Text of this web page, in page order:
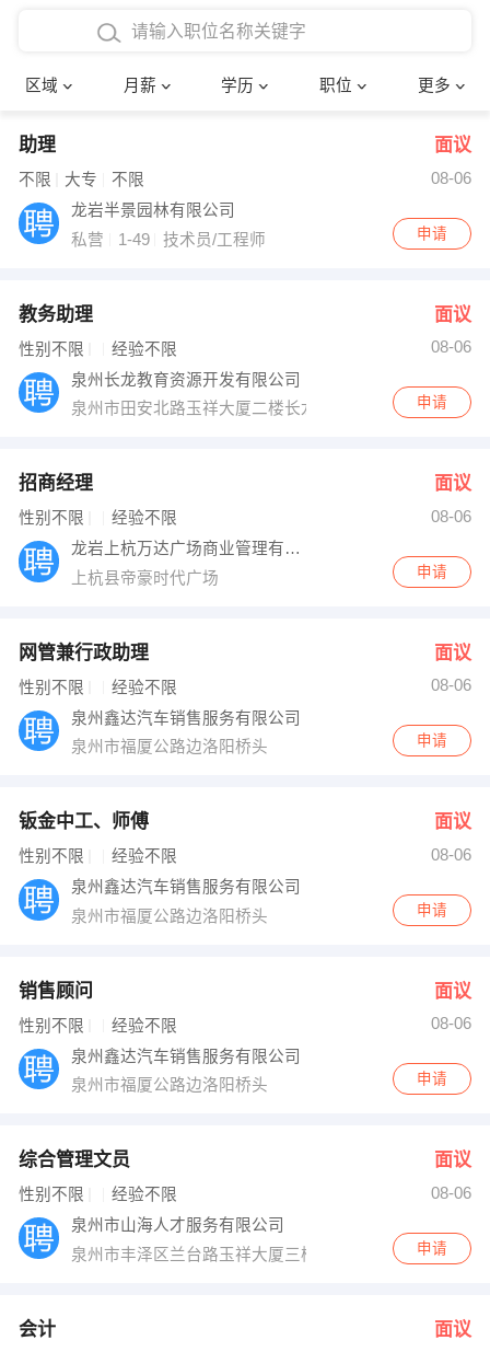
区域 月薪 学历 职位 更多
4000-5000元
8000-12000元
12000-20000元
博士
文员
财务会计
网络IT
快递员
收银员 技术员/工程师
出纳
编辑
跟单
其他职位
确定
助理 面议
不限 大专 不限
08-06
龙岩半景园林有限公司
私营
1-49 技术员/工程师 申请
教务助理 面议
性别不限 经验不限
08-06
泉州长龙教育资源开发有限公司
泉州市田安北路玉祥大厦二楼长龙教育（人才大厦斜对面
申请
招商经理 面议
性别不限 经验不限
08-06
龙岩上杭万达广场商业管理有限公司
上杭县帝豪时代广场
申请
网管兼行政助理 面议
性别不限 经验不限
08-06
泉州鑫达汽车销售服务有限公司
泉州市福厦公路边洛阳桥头
申请
钣金中工、师傅 面议
性别不限 经验不限
08-06
泉州鑫达汽车销售服务有限公司
泉州市福厦公路边洛阳桥头
申请
销售顾问 面议
性别不限 经验不限
08-06
泉州鑫达汽车销售服务有限公司
泉州市福厦公路边洛阳桥头
申请
综合管理文员 面议
性别不限 经验不限
08-06
泉州市山海人才服务有限公司
泉州市丰泽区兰台路玉祥大厦三楼
申请
会计 面议